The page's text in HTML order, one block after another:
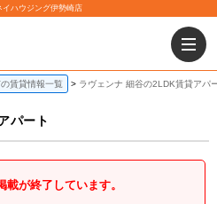
ハウジング伊勢崎店
賃貸情報一覧 ラヴェンナ 細谷の2LDK賃貸アパ
パート
載が終了しています。